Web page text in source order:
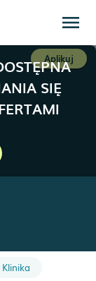
menu
SIĘ
Aplikuj
Klinika